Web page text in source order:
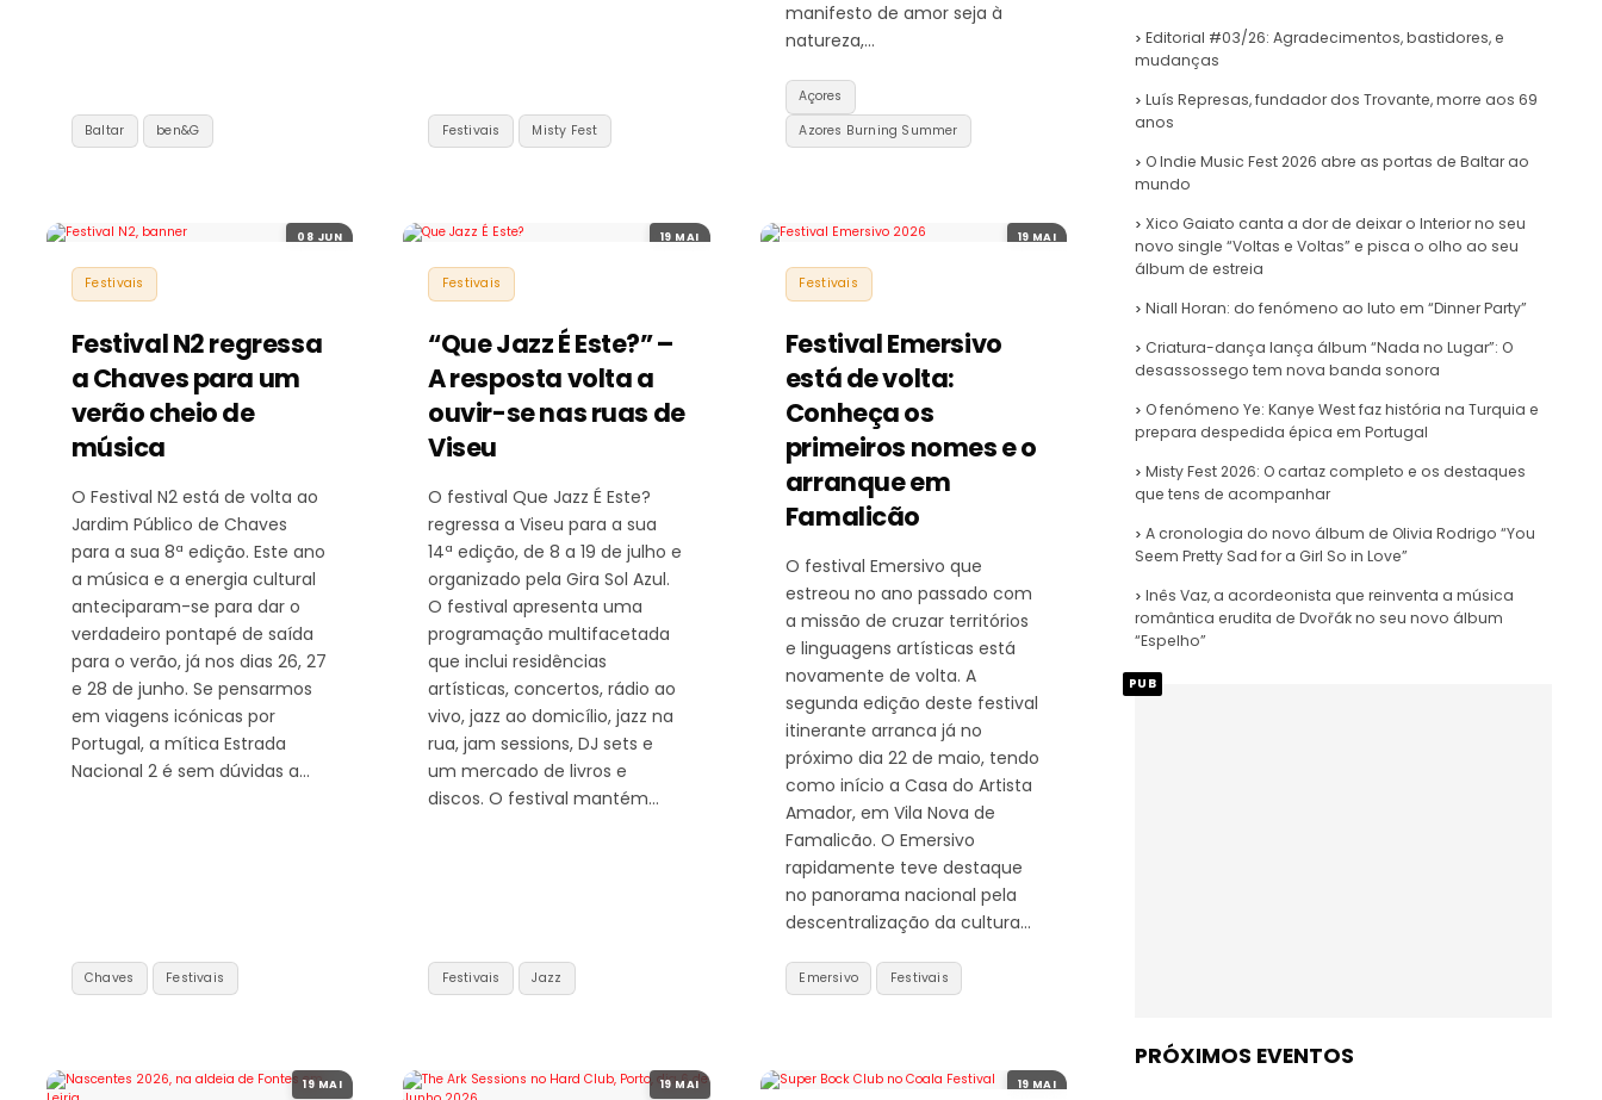
Baltar ben&G Festivais Misty Fest
manifesto de amor seja à
natureza,…
Açores
Azores Burning Summer
08 JUN
Festivais
Festival N2 regressa
a Chaves para um
verão cheio de
música
O Festival N2 está de volta ao
Jardim Público de Chaves
para a sua 8ª edição. Este ano
a música e a energia cultural
anteciparam-se para dar o
verdadeiro pontapé de saída
para o verão, já nos dias 26, 27
e 28 de junho. Se pensarmos
em viagens icónicas por
Portugal, a mítica Estrada
Nacional 2 é sem dúvidas a…
Chaves Festivais
19 MAI
Festivais
“Que Jazz É Este?” –
A resposta volta a
ouvir-se nas ruas de
Viseu
O festival Que Jazz É Este?
regressa a Viseu para a sua
14ª edição, de 8 a 19 de julho e
organizado pela Gira Sol Azul.
O festival apresenta uma
programação multifacetada
que inclui residências
artísticas, concertos, rádio ao
vivo, jazz ao domicílio, jazz na
rua, jam sessions, DJ sets e
um mercado de livros e
discos. O festival mantém…
Festivais Jazz
19 MAI
Festivais
Festival Emersivo
está de volta:
Conheça os
primeiros nomes e o
arranque em
Famalicão
O festival Emersivo que
estreou no ano passado com
a missão de cruzar territórios
e linguagens artísticas está
novamente de volta. A
segunda edição deste festival
itinerante arranca já no
próximo dia 22 de maio, tendo
como início a Casa do Artista
Amador, em Vila Nova de
Famalicão. O Emersivo
rapidamente teve destaque
no panorama nacional pela
descentralização da cultura…
Emersivo Festivais
19 MAI 19 MAI 19 MAI
Editorial #03/26: Agradecimentos, bastidores, e
mudanças
Luís Represas, fundador dos Trovante, morre aos 69
anos
O Indie Music Fest 2026 abre as portas de Baltar ao
mundo
Xico Gaiato canta a dor de deixar o Interior no seu
novo single “Voltas e Voltas” e pisca o olho ao seu
álbum de estreia
Niall Horan: do fenómeno ao luto em “Dinner Party”
Criatura-dança lança álbum “Nada no Lugar”: O
desassossego tem nova banda sonora
O fenómeno Ye: Kanye West faz história na Turquia e
prepara despedida épica em Portugal
Misty Fest 2026: O cartaz completo e os destaques
que tens de acompanhar
A cronologia do novo álbum de Olivia Rodrigo “You
Seem Pretty Sad for a Girl So in Love”
Inês Vaz, a acordeonista que reinventa a música
romântica erudita de Dvořák no seu novo álbum
“Espelho”
PUB
PRÓXIMOS EVENTOS